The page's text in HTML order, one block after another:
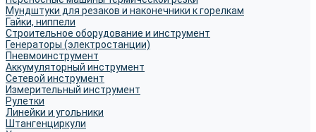
Мундштуки для резаков и наконечники к горелкам
Гайки, ниппели
Строительное оборудование и инструмент
Генераторы (электростанции)
Пневмоинструмент
Аккумуляторный инструмент
Сетевой инструмент
Измерительный инструмент
Рулетки
Линейки и угольники
Штангенциркули